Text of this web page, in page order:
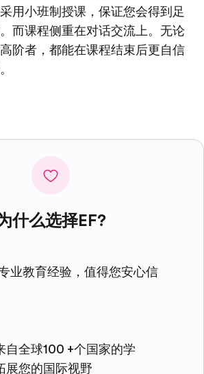
用小班制授课，保证您会得到足
而课程侧重在对话交流上。无论
阶者，都能在课程结束后更自信
什么选择EF?
业教育经验，值得您安心信
自全球100 +个国家的学
展您的国际视野